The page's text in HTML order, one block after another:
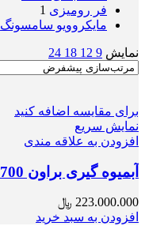
فر رومیزی 1
مایکروویو سامسونگ
نمایش 9
12
18
24
برای مقایسه اضافه کنید
نمایش سریع
افزودن به علاقه مندی
آبمیوه گیری براون J 700
223.000.000 ﷼
افزودن به سبد خرید